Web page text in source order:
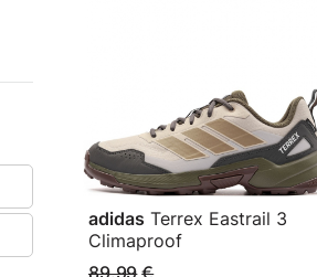
adidas Terrex Eastrail 3
Climaproof
Мъжки спортни обувки
89.99 €